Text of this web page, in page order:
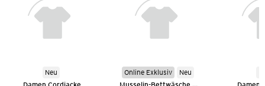
Neu
Online Exklusiv
Neu